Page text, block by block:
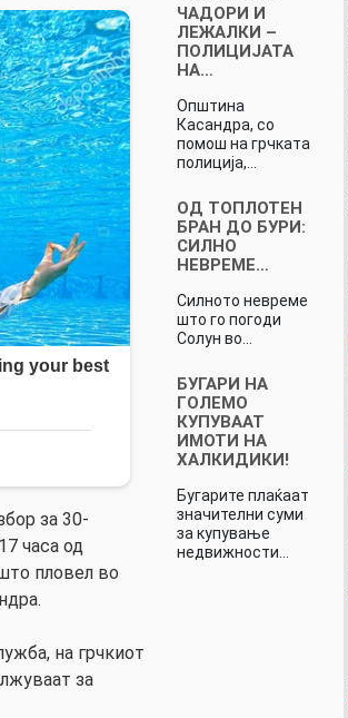
за 30-
часа од
пловел во
на грчкиот
за
ЧАДОРИ И
ЛЕЖАЛКИ –
ПОЛИЦИЈАТА
НА…
Општина
Касандра, со
помош на грчката
полиција,…
ОД ТОПЛОТЕН
БРАН ДО БУРИ:
СИЛНО
НЕВРЕМЕ…
Силното невреме
што го погоди
Солун во…
БУГАРИ НА
ГОЛЕМО
КУПУВААТ
ИМОТИ НА
ХАЛКИДИКИ!
Бугарите плаќаат
значителни суми
за купување
недвижности…